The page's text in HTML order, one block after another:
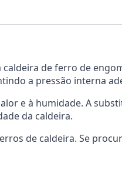
de ferro de
a pressão interna
e à humidade. A
da caldeira.
de caldeira. Se